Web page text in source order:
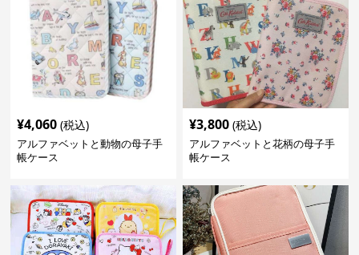
¥4,060 (税込)
アルファベットと動物の母子手
帳ケース
¥3,800 (税込)
アルファベットと花柄の母子手
帳ケース